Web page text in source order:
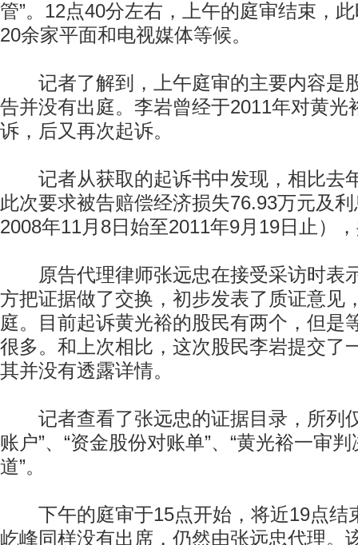
管”。12点40分左右，上午的庭审结束，
20余家平面和电视媒体等候。
记者了解到，上午庭审的主要内容是
告并没有出庭。李岩曾经于2011年对黄光
诉，后又再次起诉。
记者从获取的起诉书中发现，相比去
此次要求被告赔偿经济损失76.93万元及
2008年11月8日始至2011年9月19日止）
原告代理律师张远忠在接受采访时表
方把证据做了交换，初步发表了质证意见
庭。目前起诉黄光裕的股民有两个，但是
很多。和上次相比，这次股民李岩提交了
其并没有透露详情。
记者查看了张远忠的证据目录，所列
账户”、“资金股份对账单”、“黄光裕一审
道”。
下午的庭审于15点开始，将近19点结
屹峰同样没有出席，仍然由张远忠代理。